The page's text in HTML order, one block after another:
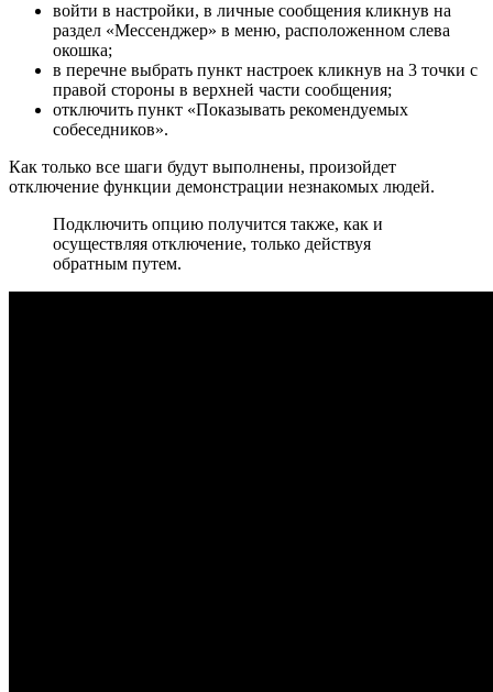
войти в настройки, в личные сообщения кликнув на
раздел «Мессенджер» в меню, расположенном слева
окошка;
в перечне выбрать пункт настроек кликнув на 3 точки с
правой стороны в верхней части сообщения;
отключить пункт «Показывать рекомендуемых
собеседников».
Как только все шаги будут выполнены, произойдет
отключение функции демонстрации незнакомых людей.
Подключить опцию получится также, как и
осуществляя отключение, только действуя
обратным путем.